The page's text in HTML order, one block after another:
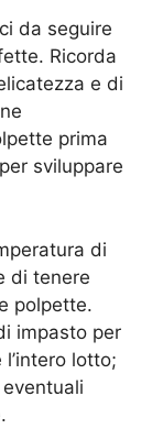
da seguire
Ricorda
e di
prima
sviluppare
di
di tenere
polpette.
impasto per
lotto;